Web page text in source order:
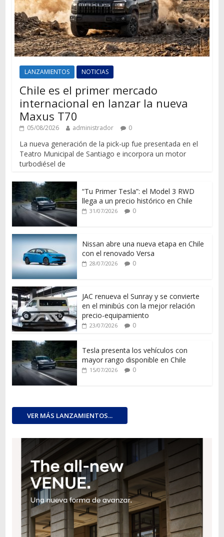
LANZAMIENTOS NOTICIAS
Chile es el primer mercado
internacional en lanzar la nueva
Maxus T70
05/08/2026 administrador 0
La nueva generación de la pick-up fue presentada en el
Teatro Municipal de Santiago e incorpora un motor
turbodiésel de
“Tu Primer Tesla”: el Model 3 RWD
llega a un precio histórico en Chile
31/07/2026 0
Nissan abre una nueva etapa en Chile
con el renovado Versa
28/07/2026 0
JAC renueva el Sunray y se convierte
en el minibús con la mejor relación
precio-equipamiento
23/07/2026 0
Tesla presenta los vehículos con
mayor rango disponible en Chile
15/07/2026 0
VER MÁS LANZAMIENTOS...